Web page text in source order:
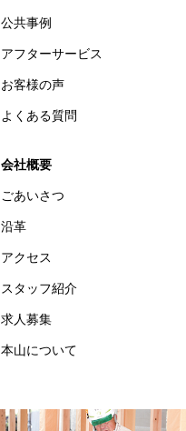
公共事例
アフターサービス
お客様の声
よくある質問
会社概要
ごあいさつ
沿革
アクセス
スタッフ紹介
求人募集
本山について